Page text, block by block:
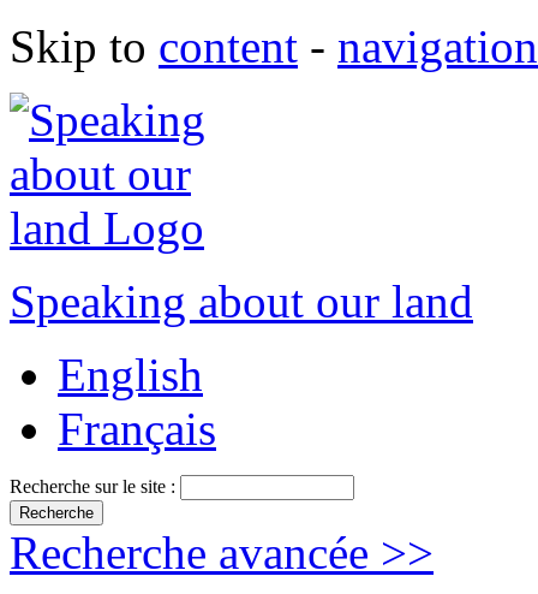
Skip to content - navigation
Speaking about our land
English
Français
Recherche sur le site :
Recherche avancée >>